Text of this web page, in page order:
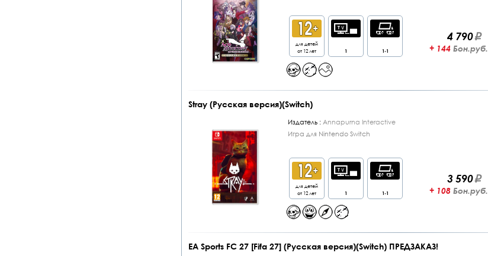
для детей
от 12 лет
1 1-1
4 790
+ 144 Бон.руб.
Stray (Русская версия)(Switch)
Издатель :Annapurna Interactive
Игра для Nintendo Switch
для детей
от 12 лет
1 1-1
3 590
+ 108 Бон.руб.
EA Sports FC 27 [Fifa 27] (Русская версия)(Switch) ПРЕДЗАКАЗ!